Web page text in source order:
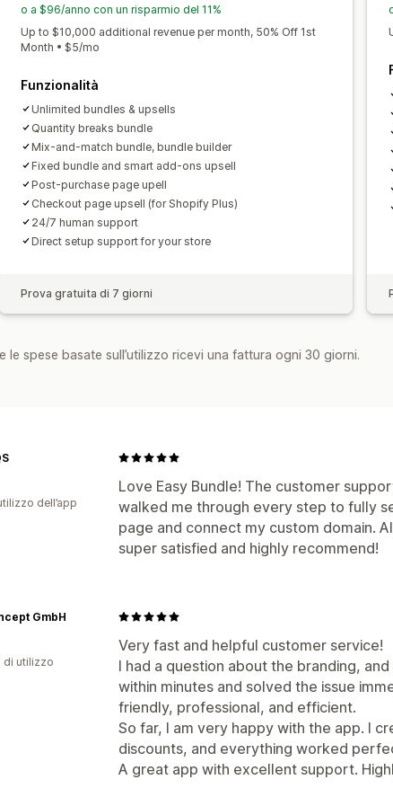
Prezzi in blocco
Modelli Conversione delle valute
Trigger e regole Automazioni
o a $96/anno con un risparmio del 11%
Up to $10,000 additional revenue per month, 50% Off 1st
Month • $5/mo
Funzionalità
Unlimited bundles & upsells
Quantity breaks bundle
Mix-and-match bundle, bundle builder
Fixed bundle and smart add-ons upsell
Post-purchase page upell
Checkout page upsell (for Shopify Plus)
24/7 human support
Direct setup support for your store
Prova gratuita di 7 giorni
spese basate sull’utilizzo ricevi una fattura ogni 30 giorni.
Love Easy Bundle! The customer
walked me through every step to fully
page and connect my custom domain.
super satisfied and highly recommend!
dell’app
Very fast and helpful customer service!
I had a question about the branding,
within minutes and solved the issue
friendly, professional, and efficient.
So far, I am very happy with the app. I
discounts, and everything worked
A great app with excellent support.
GmbH
di utilizzo